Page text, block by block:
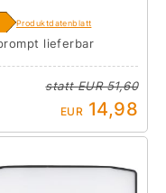
Produktdatenblatt
lieferbar
stattEUR 51,60
EUR 14,98